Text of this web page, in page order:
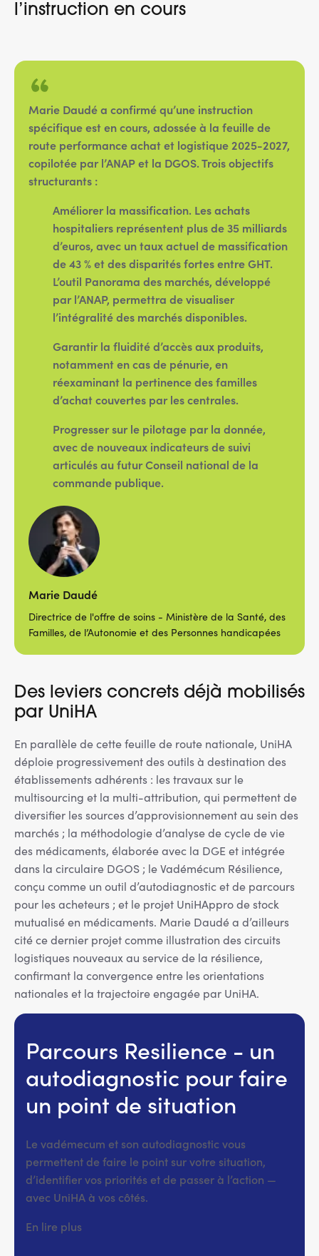
l’instruction en cours
Marie Daudé a confirmé qu’une instruction
spécifique est en cours, adossée à la feuille de
route performance achat et logistique 2025-2027,
copilotée par l’ANAP et la DGOS. Trois objectifs
structurants :
Améliorer la massification. Les achats
hospitaliers représentent plus de 35 milliards
d’euros, avec un taux actuel de massification
de 43 % et des disparités fortes entre GHT.
L’outil Panorama des marchés, développé
par l’ANAP, permettra de visualiser
l’intégralité des marchés disponibles.
Garantir la fluidité d’accès aux produits,
notamment en cas de pénurie, en
réexaminant la pertinence des familles
d’achat couvertes par les centrales.
Progresser sur le pilotage par la donnée,
avec de nouveaux indicateurs de suivi
articulés au futur Conseil national de la
commande publique.
Marie Daudé
Directrice de l'offre de soins - Ministère de la Santé, des
Familles, de l’Autonomie et des Personnes handicapées
Des leviers concrets déjà mobilisés
par UniHA
En parallèle de cette feuille de route nationale, UniHA
déploie progressivement des outils à destination des
établissements adhérents : les travaux sur le
multisourcing et la multi-attribution, qui permettent de
diversifier les sources d’approvisionnement au sein des
marchés ; la méthodologie d’analyse de cycle de vie
des médicaments, élaborée avec la DGE et intégrée
dans la circulaire DGOS ; le Vadémécum Résilience,
conçu comme un outil d’autodiagnostic et de parcours
pour les acheteurs ; et le projet UniHAppro de stock
mutualisé en médicaments. Marie Daudé a d’ailleurs
cité ce dernier projet comme illustration des circuits
logistiques nouveaux au service de la résilience,
confirmant la convergence entre les orientations
nationales et la trajectoire engagée par UniHA.
Parcours Resilience - un
autodiagnostic pour faire
un point de situation
Le vadémecum et son autodiagnostic vous
permettent de faire le point sur votre situation,
d’identifier vos priorités et de passer à l’action —
avec UniHA à vos côtés.
En lire plus